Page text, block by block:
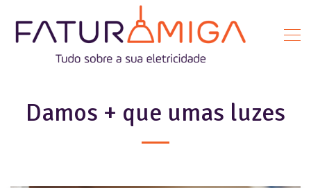
Damos + que umas luzes